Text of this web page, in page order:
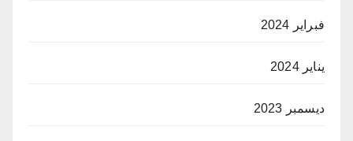
فبراير 2024
يناير 2024
ديسمبر 2023